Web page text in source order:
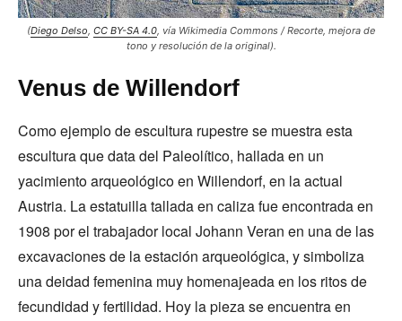
(Diego Delso, CC BY-SA 4.0, vía Wikimedia Commons /Recorte, mejora de
tono y resolución de la original).
Venus de Willendorf
Como ejemplo de escultura rupestre se muestra esta
escultura que data del Paleolítico, hallada en un
yacimiento arqueológico en Willendorf, en la actual
Austria. La estatuilla tallada en caliza fue encontrada en
1908 por el trabajador local Johann Veran en una de las
excavaciones de la estación arqueológica, y simboliza
una deidad femenina muy homenajeada en los ritos de
fecundidad y fertilidad. Hoy la pieza se encuentra en